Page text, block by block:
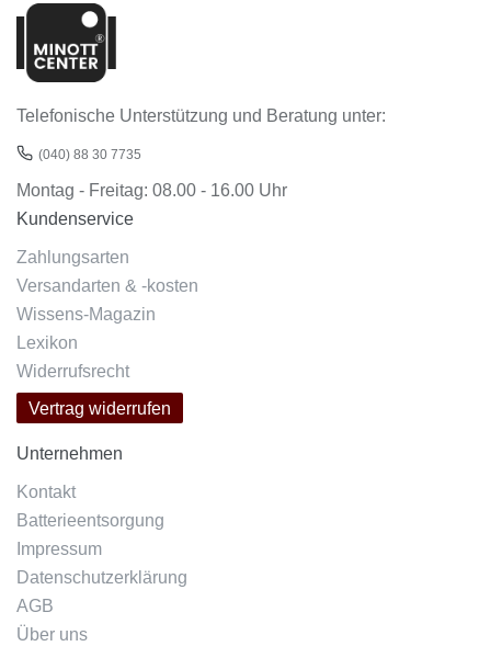
Telefonische Unterstützung und Beratung unter:
(040) 88 30 7735
Montag - Freitag: 08.00 - 16.00 Uhr
Kundenservice
Zahlungsarten
Versandarten & -kosten
Wissens-Magazin
Lexikon
Widerrufsrecht
Vertrag widerrufen
Unternehmen
Kontakt
Batterieentsorgung
Impressum
Datenschutzerklärung
AGB
Über uns